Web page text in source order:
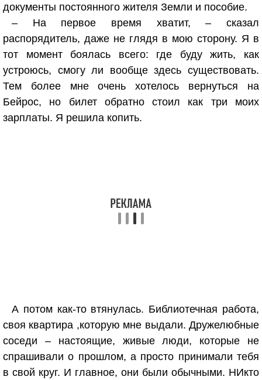
документы постоянного жителя Земли и пособие.
– На первое время хватит, – сказал
распорядитель, даже не глядя в мою сторону. Я в
тот момент боялась всего: где буду жить, как
устроюсь, смогу ли вообще здесь существовать.
Тем более мне очень хотелось вернуться на
Бейрос, но билет обратно стоил как три моих
зарплаты. Я решила копить.
А потом как-то втянулась. Библиотечная работа,
своя квартира ,которую мне выдали. Дружелюбные
соседи – настоящие, живые люди, которые не
спрашивали о прошлом, а просто принимали тебя
в свой круг. И главное, они были обычными. НИкто